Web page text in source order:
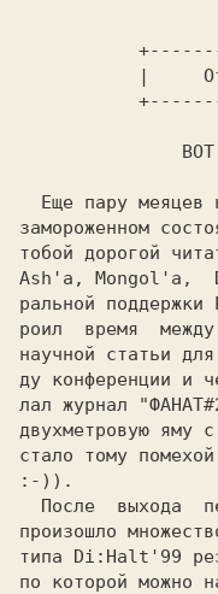
замороженном
Ash'а, Mongol'а,
ральной поддержки
роил  время
научной статьи
ду конференции и
лал журнал
двухметровую яму
стало тому
:-
произошло
по которой можно